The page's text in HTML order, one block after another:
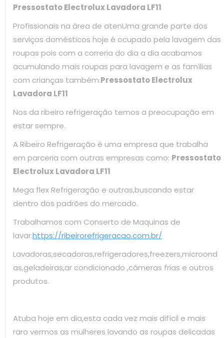
Pressostato Electrolux Lavadora LF11
Profissionais na área de atenUma grande parte dos
serviços domésticos hoje é ocupado pela lavagem das
roupas pois com a correria do dia a dia acabamos
acumulando mais roupas para lavagem e as famílias
com crianças também.Pressostato Electrolux
Lavadora LF11
Nos da ribeiro refrigeração temos a preocupação em
estar sempre.
A Ribeiro Refrigeração é uma empresa que trabalha
em parceria com outras empresas como: Pressostato
Electrolux Lavadora LF11
Mega flex Refrigeração e outras,buscando estar
dentro dos padrões do mercado.
Trabalhamos com Conserto de Maquinas de
lavar.https://ribeirorefrigeracao.com.br/
Lavadoras,secadoras,refrigeradores,freezers,microond
as,geladeiras,ar condicionado ,câmeras frias e outros
produtos.
Atuba hoje em dia,esta cada vez mais difícil e mais
raro vermos as mulheres lavando as roupas delicadas